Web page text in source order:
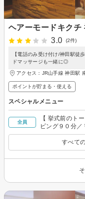
ヘアーモードキクチ
3.0
(2件)
【電話のみ受け付け/神田駅徒
ドマッサージも一緒に◎
アクセス：JR山手線 神田駅
ポイントが貯まる・使える
スペシャルメニュー
全員
【 挙式前のト
ビング９０分
すべて